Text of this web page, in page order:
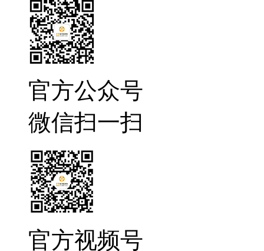
官方公众号
微信扫一扫
官方视频号